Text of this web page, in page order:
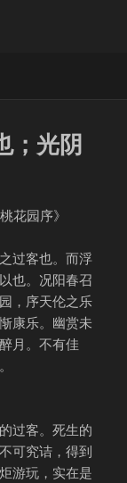
；光阴
花园序》
过客也。而浮
也。况阳春召
，序天伦之乐
康乐。幽赏未
月。不有佳
过客。死生的
可究诘，得到
游玩，实在是